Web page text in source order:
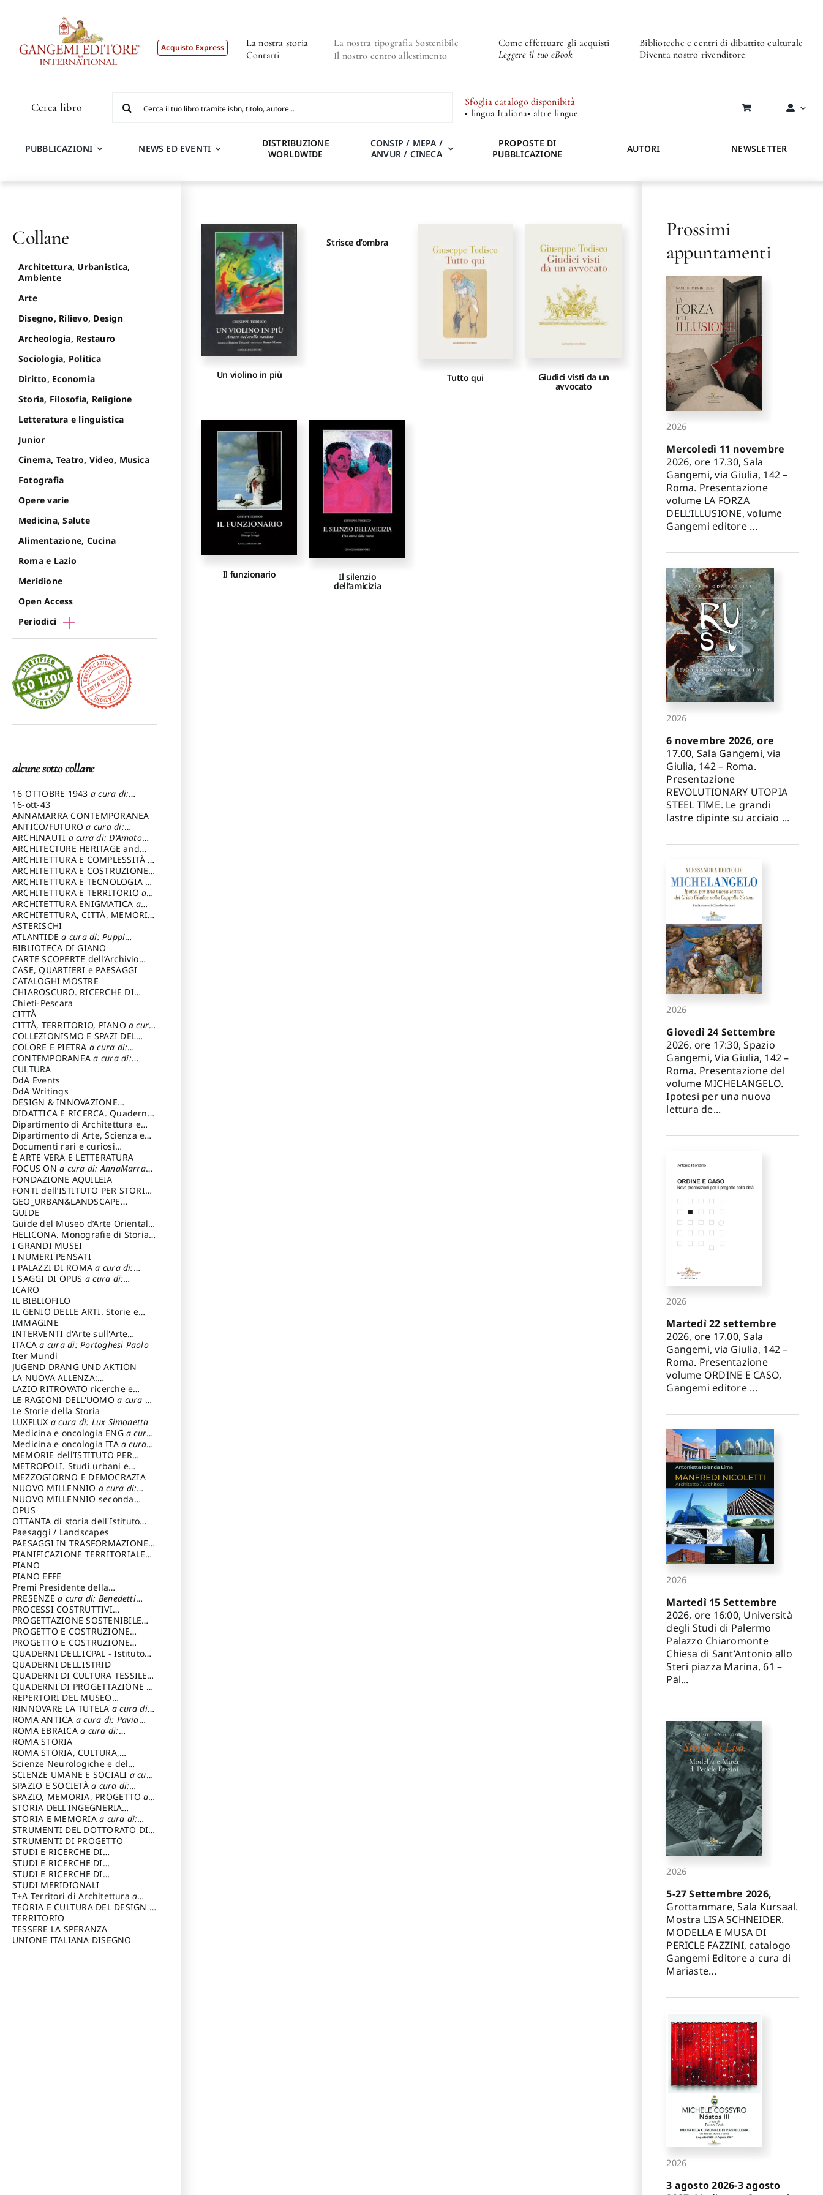
Acquisto Express
La nostra storia
Contatti
La nostra tipografia Sostenibile
Il nostro centro allestimento
Come effettuare gli acquisti
Leggere il tuo eBook
Biblioteche e centri di dibattito culturale
Diventa nostro rivenditore
Cerca libro
per:
Sfoglia catalogo disponibità
• lingua Italiana• altre lingue
PUBBLICAZIONI NEWS ED EVENTI
DISTRIBUZIONE
WORLDWIDE
CONSIP / MEPA /
ANVUR / CINECA
PROPOSTE DI
PUBBLICAZIONE
AUTORI NEWSLETTER
Un violino in più
Strisce d’ombra
Tutto qui Giudici visti da un
avvocato
Il funzionario Il silenzio
dell’amicizia
Collane
Architettura, Urbanistica,
Ambiente
Arte
Disegno, Rilievo, Design
Archeologia, Restauro
Sociologia, Politica
Diritto, Economia
Storia, Filosofia, Religione
Letteratura e linguistica
Junior
Cinema, Teatro, Video, Musica
Fotografia
Opere varie
Medicina, Salute
Alimentazione, Cucina
Roma e Lazio
Meridione
Open Access
Periodici
alcune sotto collane
16 OTTOBRE 1943 a cura di:
Pezzetti Marcello
16-ott-43
ANNAMARRA CONTEMPORANEA
ANTICO/FUTUROa cura di:
Varagnoli Claudio
ARCHINAUTI a cura di: D'Amato
Claudio
ARCHITECTURE HERITAGE and
DESIGN
ARCHITETTURA E COMPLESSITÀ a
cura di: Piva Antonio
ARCHITETTURA E COSTRUZIONEa
cura di: Poretti Sergio
ARCHITETTURA E TECNOLOGIA a
cura di: Carrara Gianfranco
ARCHITETTURA E TERRITORIOa
cura di: Pietrogrande Enrico
ARCHITETTURA ENIGMATICA a
cura di: Lenci Ruggero
ARCHITETTURA, CITTÀ, MEMORIA
a cura di: Valeriani Enrico
ASTERISCHI
ATLANTIDEa cura di: Puppi
Lionello
BIBLIOTECA DI GIANO
CARTE SCOPERTE dell’Archivio
Storico Capitolino
CASE, QUARTIERI e PAESAGGI
CATALOGHI MOSTRE
CHIAROSCURO. RICERCHE DI
STORIA E STORIA DELL'ARTE
cura di: Di Carpegna Falconieri
Tommaso
Chieti-Pescara
CITTÀ
CITTÀ, TERRITORIO, PIANO a cura
di: Imbesi Giuseppe
COLLEZIONISMO E SPAZI DEL
COLLEZIONISMO a cura di:
Magnani Lauro
COLORE E PIETRA a cura di:
Selvaggi Giuseppe
CONTEMPORANEAa cura di:
Gubinelli Luna
CULTURA
DdA Events
DdA Writings
DESIGN & INNOVAZIONE
TECNOLOGICAa cura di: Vallicelli
Andrea
DIDATTICA E RICERCA. Quaderni
della Scuola
Dipartimento di Architettura e
Analisi della Città Mediterranea
Dipartimento di Arte, Scienza e
Tecnica del Costuire
Documenti rari e curiosi
dall'Archivio Segreto
È ARTE VERA E LETTERATURA
FOCUS ONa cura di: AnnaMarra
Contemporanea
FONDAZIONE AQUILEIA
FONTI dell’ISTITUTO PER STORIA
DEL RISORGIMENTO
GEO_URBAN&LANDSCAPE
PLANNING (GULP)
Trusiani Elio
GUIDE
Guide del Museo d’Arte Orientale
“Giuseppe Tucci”
HELICONA. Monografie di Storia
dell'Artea cura di: Gallo Marco
I GRANDI MUSEI
I NUMERI PENSATI
I PALAZZI DI ROMAa cura di:
Ippoliti Alessandro
I SAGGI DI OPUS a cura di:
Scalesse Tommaso
ICARO
IL BIBLIOFILO
IL GENIO DELLE ARTI. Storie e
interpretazione
IMMAGINE
INTERVENTI d'Arte sull'Arte
dedicata alla cultura della
conservazione d’arte
Fondazione Paola Droghetti onlus
ITACAa cura di: Portoghesi Paolo
Iter Mundi
JUGEND DRANG UND AKTION
LA NUOVA ALLENZA:
ARCHITETTURA & AMBIENTE
LAZIO RITROVATO ricerche e
restauri
LE RAGIONI DELL'UOMOa cura di:
Lombardi Satriani Luigi
Le Storie della Storia
LUXFLUX a cura di: Lux Simonetta
Medicina e oncologia ENG a cura
di: Lopez Massimo
Medicina e oncologia ITA a cura
di: Lopez Massimo
MEMORIE dell’ISTITUTO PER
STORIA DEL RISORGIMENTO
METROPOLI. Studi urbani e
regionali
MEZZOGIORNO E DEMOCRAZIA
NUOVO MILLENNIO a cura di:
Capaldo Pellegrino
NUOVO MILLENNIO seconda
serie
Francesco
OPUS
OTTANTA di storia dell'Istituto
storia dell’Istitutoa cura di:
Cavalieri Patrizia
Paesaggi / Landscapes
PAESAGGI IN TRASFORMAZIONEa
cura di: Corti Enrico A.
PIANIFICAZIONE TERRITORIALE
URBANISTICA ED AMBIENTALE
cura di: Costa Enrico
PIANO
PIANO EFFE
Premi Presidente della
Repubblica
PRESENZEa cura di: Benedetti
Sandro
PROCESSI COSTRUTTIVI
DELL'ARCHITETTURAa cura di:
Ippoliti Alessandro
PROGETTAZIONE SOSTENIBILE
PARTECIPATA
PROGETTO E COSTRUZIONE
DELL’ARCHITETTURA
PROGETTO E COSTRUZIONE
SOSTENIBILE
QUADERNI DELL'ICPAL - Istituto
centrale per il restauro e la
conservazione del patrimonio
archivistico e librario
QUADERNI DELL'ISTRID
QUADERNI DI CULTURA TESSILEa
cura di: Crispolti Livia
QUADERNI DI PROGETTAZIONE a
cura di: Giura Longo Tommaso
REPERTORI DEL MUSEO
CENTRALE DEL RISORGIMENTOa
cura di: Pizzo Marco
RINNOVARE LA TUTELA a cura di:
Cicalò Enrico
ROMA ANTICA a cura di: Pavia
Carlo
ROMA EBRAICAa cura di:
Procaccia Claudio
ROMA STORIA
ROMA STORIA, CULTURA,
IMMAGINEa cura di: Fagiolo
Marcello
Scienze Neurologiche e del
Comportamento
SCIENZE UMANE E SOCIALI a cura
di: Iannizzi Salvatore
SPAZIO E SOCIETÀa cura di:
Cassetti Roberto
SPAZIO, MEMORIA, PROGETTOa
cura di: Rossi Massimo
STORIA DELL'INGEGNERIA
STRUTTURALE IN ITALIAa cura di:
Poretti Sergio
STORIA E MEMORIAa cura di:
Rossi Lauro
STRUMENTI DEL DOTTORATO DI
RICERCA IN RILIEVO E
RAPPRESENTAZIONE
DELL’ARCHITETTURA E
DELL’AMBIENTEa cura di: Migliari
Riccardo
STRUMENTI DI PROGETTO
STUDI E RICERCHE DI
ARCHEOLOGIA IN SICILIA
di: Pelagatti Paola
STUDI E RICERCHE DI
ARCHITETTURA del Dipartimento
di Architettura Università degli
Studi G. d' Annunzio
STUDI E RICERCHE DI
ARCHITETTURA del Dipartimento
di Architettura Università degli
Studi G. d' Annunzio, Chieti-
Pescaraa cura di: Fusero Paolo
STUDI MERIDIONALI
T+A Territori di Architetturaa
cura di: Ramazzotti Luigi
TEORIA E CULTURA DEL DESIGN a
cura di: Furlanis Giuseppe
TERRITORIO
TESSERE LA SPERANZA
UNIONE ITALIANA DISEGNO
Prossimi
appuntamenti
2026
Mercoledì 11 novembre
2026, ore 17.30, Sala
Gangemi, via Giulia, 142 –
Roma. Presentazione
volume LA FORZA
DELL’ILLUSIONE, volume
Gangemi editore ...
2026
6 novembre 2026, ore
17.00, Sala Gangemi, via
Giulia, 142 – Roma.
Presentazione
REVOLUTIONARY UTOPIA
STEEL TIME. Le grandi
lastre dipinte su acciaio ...
2026
Giovedì 24 Settembre
2026, ore 17:30, Spazio
Gangemi, Via Giulia, 142 –
Roma. Presentazione del
volume MICHELANGELO.
Ipotesi per una nuova
lettura de...
2026
Martedì 22 settembre
2026, ore 17.00, Sala
Gangemi, via Giulia, 142 –
Roma. Presentazione
volume ORDINE E CASO,
Gangemi editore ...
2026
Martedì 15 Settembre
2026, ore 16:00, Università
degli Studi di Palermo
Palazzo Chiaromonte
Chiesa di Sant’Antonio allo
Steri piazza Marina, 61 –
Pal...
2026
5-27 Settembre 2026,
Grottammare, Sala Kursaal.
Mostra LISA SCHNEIDER.
MODELLA E MUSA DI
PERICLE FAZZINI, catalogo
Gangemi Editore a cura di
Mariaste...
2026
3 agosto 2026-3 agosto